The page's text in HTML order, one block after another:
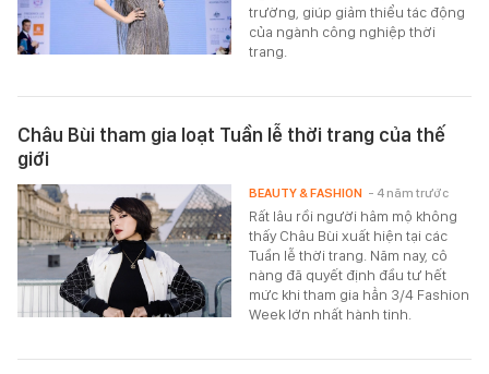
trường, giúp giảm thiểu tác động
của ngành công nghiệp thời
trang.
Châu Bùi tham gia loạt Tuần lễ thời trang của thế
giới
Rất lâu rồi người hâm mộ không
thấy Châu Bùi xuất hiện tại các
Tuần lễ thời trang. Năm nay, cô
nàng đã quyết định đầu tư hết
mức khi tham gia hẳn 3/4 Fashion
Week lớn nhất hành tinh.
BEAUTY & FASHION - 4 năm trước